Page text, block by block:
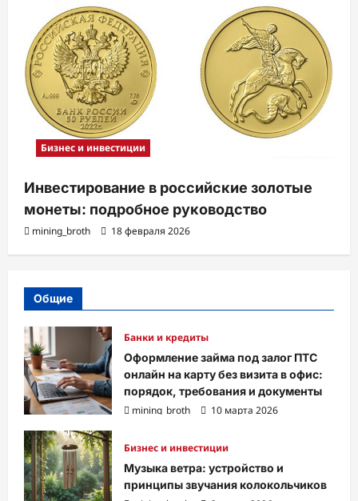
Бизнес и инвестиции
Инвестирование в российские золотые
монеты: подробное руководство
mining_broth 18 февраля 2026
Общие
Банки и кредиты
Оформление займа под залог ПТС
онлайн на карту без визита в офис:
порядок, требования и документы
mining_broth
10 марта 2026
Бизнес и инвестиции
Музыка ветра: устройство и
принципы звучания колокольчиков